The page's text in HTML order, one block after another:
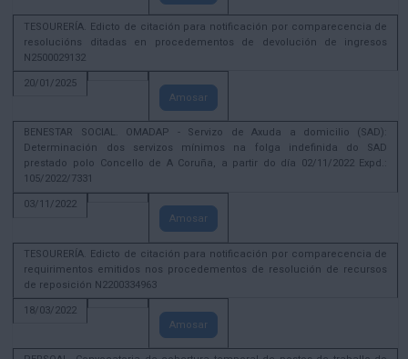
TESOURERÍA. Edicto de citación para notificación por comparecencia de
resolucións ditadas en procedementos de devolución de ingresos
N2500029132
20/01/2025
Amosar
BENESTAR SOCIAL. OMADAP - Servizo de Axuda a domicilio (SAD):
Determinación dos servizos mínimos na folga indefinida do SAD
prestado polo Concello de A Coruña, a partir do día 02/11/2022 Expd.:
105/2022/7331
03/11/2022
Amosar
TESOURERÍA. Edicto de citación para notificación por comparecencia de
requirimentos emitidos nos procedementos de resolución de recursos
de reposición N2200334963
18/03/2022
Amosar